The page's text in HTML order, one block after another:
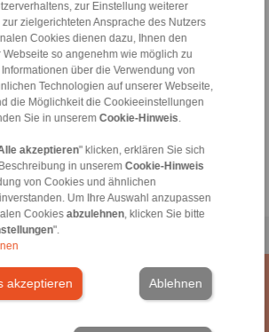
zur Einstellung weiterer
zielgerichteten Ansprache des Nutzers
Cookies dienen dazu, Ihnen den
Webseite so angenehm wie möglich zu
über die Verwendung von
Technologien auf unserer Webseite,
die Möglichkeit die Cookieeinstellungen
Sie in unserem Cookie-Hinweis
akzeptieren" klicken, erklären Sie sich
in unserem Cookie-Hinweis
von Cookies und ähnlichen
Um Ihre Auswahl anzupassen
Cookies abzulehnen, klicken Sie bitte
".
akzeptieren Ablehnen
Verkaufsbedingungen
|Login